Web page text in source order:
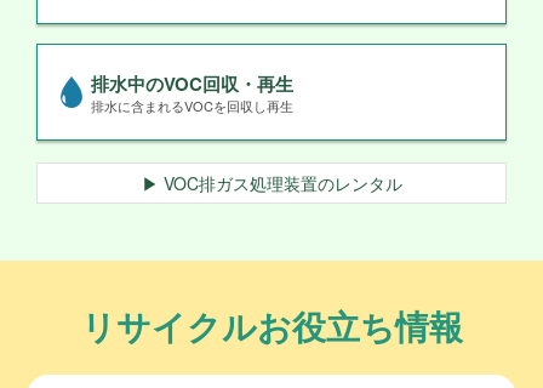
排水中のVOC回収・再生
排水に含まれるVOCを回収し再生
▶ VOC排ガス処理装置のレンタル
リサイクルお役立ち情報